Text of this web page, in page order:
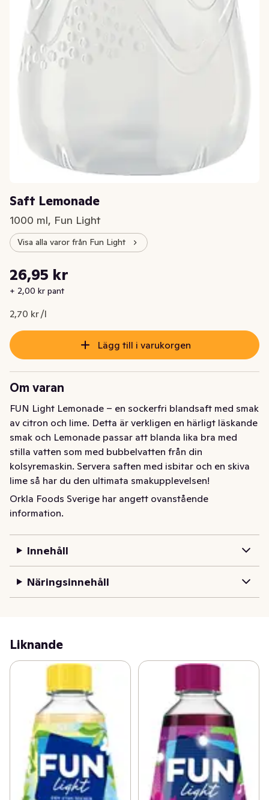
Saft Lemonade
1000 ml, Fun Light
Visa alla varor från Fun Light
Nuvarande pris är: 26,95 kr
26,95 kr
+ 2,00 kr pant
2,70 kr /l
Styckpris: 2,70 kr /l
Lägg till i varukorgen
Om varan
FUN Light Lemonade – en sockerfri blandsaft med smak
av citron och lime. Detta är verkligen en härligt läskande
smak och Lemonade passar att blanda lika bra med
stilla vatten som med bubbelvatten från din
kolsyremaskin. Servera saften med isbitar och en skiva
lime så har du den ultimata smakupplevelsen!
Saften spädes 1 + 9 vilket ger 10 liter saft per flaska.
FUN Light - den utan socker, är en sockerfri saft med
noll kalorier. Tillverkad i Sverige och innehåller endast
naturliga färgämnen och aromer. Flaskan går givetvis
att panta. Besök Funlight.se för mer inspiration nya sätt
att dricka din FUN Light.
Orkla Foods Sverige har angett ovanstående
information.
Innehåll
Näringsinnehåll
Liknande